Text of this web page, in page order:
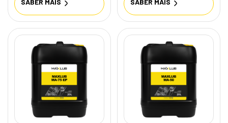
SABER MAIS SABER MAIS